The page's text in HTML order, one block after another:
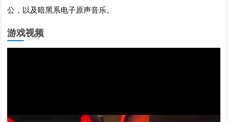
公，以及暗黑系电子原声音乐。
游戏视频